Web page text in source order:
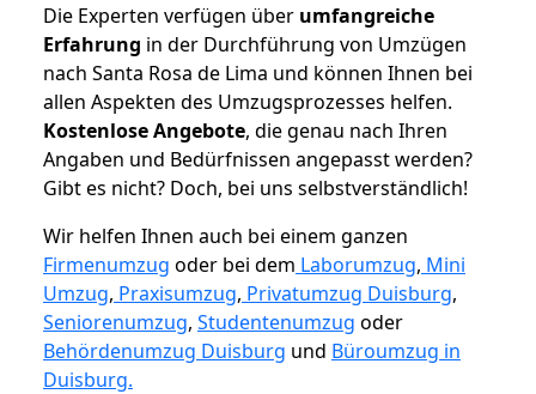
Die Experten verfügen über umfangreiche
Erfahrung in der Durchführung von Umzügen
nach Santa Rosa de Lima und können Ihnen bei
allen Aspekten des Umzugsprozesses helfen.
Kostenlose Angebote, die genau nach Ihren
Angaben und Bedürfnissen angepasst werden?
Gibt es nicht? Doch, bei uns selbstverständlich!
Wir helfen Ihnen auch bei einem ganzen
Firmenumzug oder bei dem Laborumzug, Mini
Umzug, Praxisumzug, Privatumzug Duisburg,
Seniorenumzug, Studentenumzug oder
Behördenumzug Duisburg und Büroumzug in
Duisburg.